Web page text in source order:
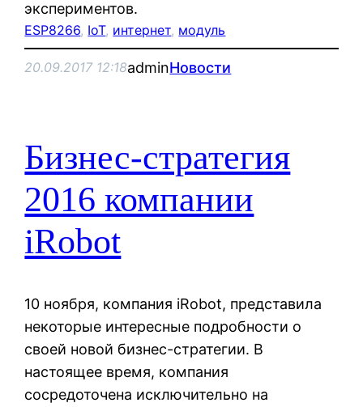
экспериментов.
ESP8266, IoT, интернет, модуль
20.09.2017 12:18adminНовости
Бизнес-стратегия
2016 компании
iRobot
10 ноября, компания iRobot, представила
некоторые интересные подробности о
своей новой бизнес-стратегии. В
настоящее время, компания
сосредоточена исключительно на